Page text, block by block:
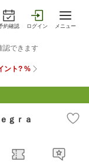
約確認 ログイン メニュー
ｇｒａ